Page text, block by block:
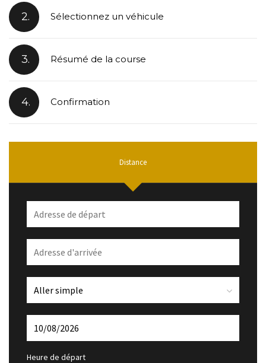
2. Sélectionnez un véhicule
3. Résumé de la course
4. Confirmation
Distance
Heure de départ